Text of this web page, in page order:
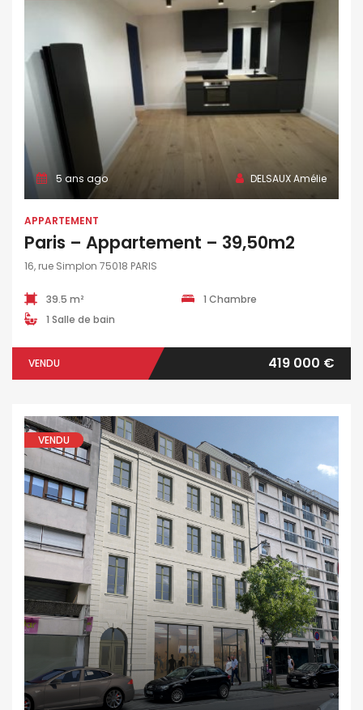
5 ans ago DELSAUX Amélie
APPARTEMENT
Paris – Appartement – 39,50m2
16, rue Simplon 75018 PARIS
39.5 m²
1 Chambre
1 Salle de bain
VENDU 419 000 €
VENDU